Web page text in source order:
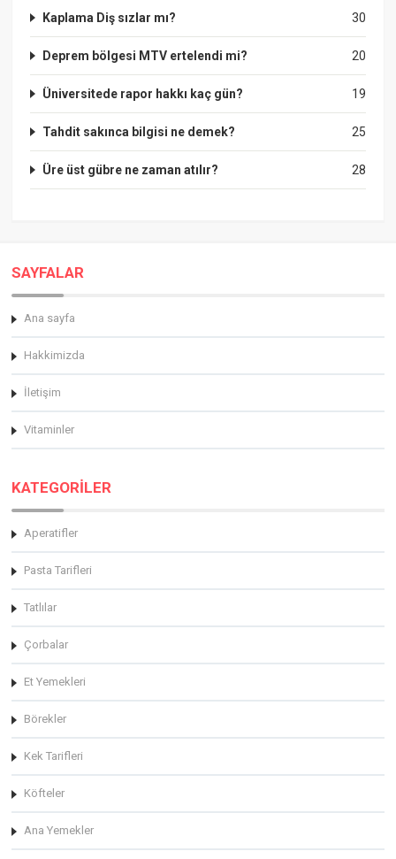
30
Kaplama Diş sızlar mı?
20
Deprem bölgesi MTV ertelendi mi?
19
Üniversitede rapor hakkı kaç gün?
25
Tahdit sakınca bilgisi ne demek?
28
Üre üst gübre ne zaman atılır?
SAYFALAR
Ana sayfa
Hakkimizda
İletişim
Vitaminler
KATEGORİLER
Aperatifler
Pasta Tarifleri
Tatlılar
Çorbalar
Et Yemekleri
Börekler
Kek Tarifleri
Köfteler
Ana Yemekler